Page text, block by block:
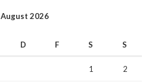
August 2026
D F S S
1 2